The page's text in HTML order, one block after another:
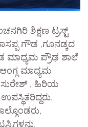
ಶಿಕ್ಷಣ ಟ್ರಸ್ಟ್
ಗೌಡ ,ಗೂನಡ್ಕದ
ಮಾಧ್ಯಮ ಪ್ರೌಢ ಶಾಲೆ
ಮಾಧ್ಯಮ
ಸುರೇಶ್ , ಹಿರಿಯ